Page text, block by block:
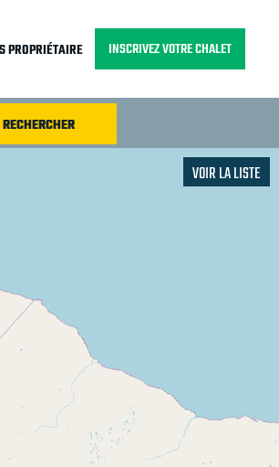
PROPRIÉTAIRE INSCRIVEZ VOTRE CHALET
VOIR LA LISTE